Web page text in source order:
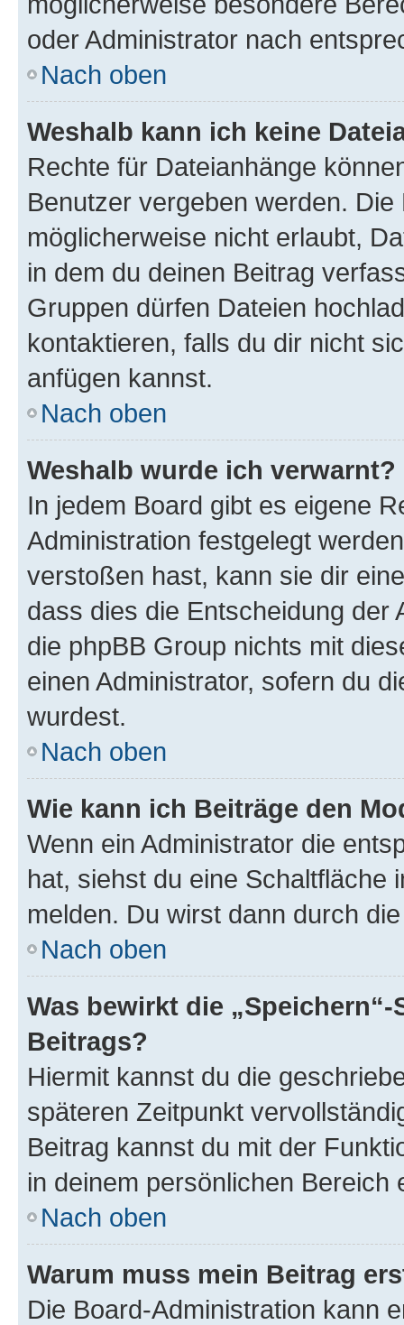
oder Administrator nach
Nach oben
Weshalb kann ich keine
Rechte für Dateianhänge
Benutzer vergeben werden.
möglicherweise nicht erlaubt,
in dem du deinen Beitrag
Gruppen dürfen Dateien
kontaktieren, falls du dir nicht
anfügen kannst.
Nach oben
Weshalb wurde ich verwarnt?
In jedem Board gibt es eigene
Administration festgelegt
verstoßen hast, kann sie dir
dass dies die Entscheidung der
die phpBB Group nichts mit
einen Administrator, sofern du
wurdest.
Nach oben
Wie kann ich Beiträge den
Wenn ein Administrator die
hat, siehst du eine Schaltfläche
melden. Du wirst dann durch
Nach oben
Was bewirkt die
Beitrags?
Hiermit kannst du die
späteren Zeitpunkt
Beitrag kannst du mit der
in deinem persönlichen Bereich
Nach oben
Warum muss mein Beitrag
Die Board-Administration kann